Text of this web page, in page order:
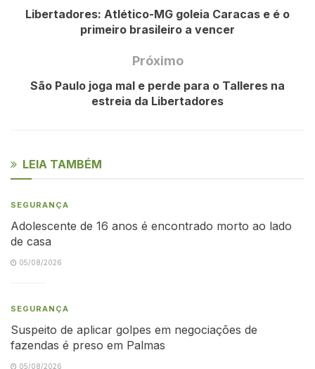
Libertadores: Atlético-MG goleia Caracas e é o
primeiro brasileiro a vencer
Próximo
São Paulo joga mal e perde para o Talleres na
estreia da Libertadores
LEIA TAMBÉM
SEGURANÇA
Adolescente de 16 anos é encontrado morto ao lado
de casa
05/08/2026
SEGURANÇA
Suspeito de aplicar golpes em negociações de
fazendas é preso em Palmas
05/08/2026